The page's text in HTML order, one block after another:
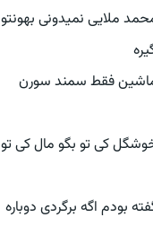
ملایی نمیدونی بهونتو
فقط سمند سورن
کی تو بگو مال کی تو
بودم اگه برگردی دوباره